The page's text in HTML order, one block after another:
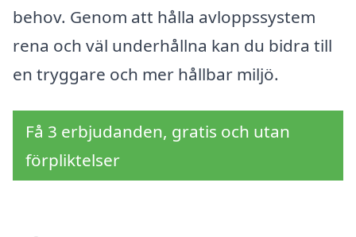
behov. Genom att hålla avloppssystem
rena och väl underhållna kan du bidra till
en tryggare och mer hållbar miljö.
Få 3 erbjudanden, gratis och utan
förpliktelser